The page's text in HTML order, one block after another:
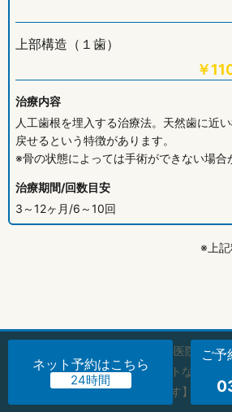
上部構造（１歯）
￥
治療内容
人工歯根を埋入する治療法。天然歯に近
戻せるという特徴があります。
※骨の状態によっては手術ができない場合
治療期間/回数目安
3～12ヶ月/6～10回
※上記
ネット予約はこちら
ご予
Copyright © 前島歯科医院 All
【掲載の記事・写真・イラストなどの無
す】